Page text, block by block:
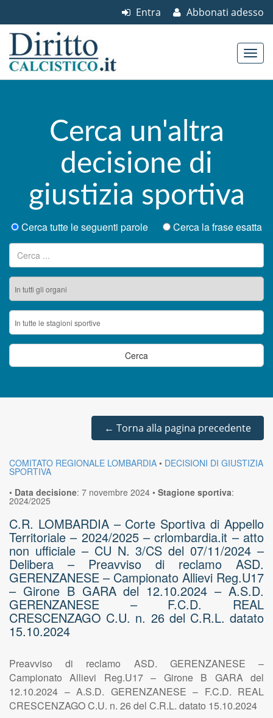
Abbonati adesso
Entra
Cerca un'altra
decisione di
giustizia sportiva
Cerca tutte le seguenti parole
Cerca la frase esatta
Ricerca per:
← Torna alla pagina precedente
COMITATO REGIONALE LOMBARDIA • DECISIONI DI GIUSTIZIA
SPORTIVA
• Data decisione: 7 novembre 2024 • Stagione sportiva:
2024/2025
C.R. LOMBARDIA – Corte Sportiva di Appello
Territoriale – 2024/2025 – crlombardia.it – atto
non ufficiale – CU N. 3/CS del 07/11/2024 –
Delibera – Preavviso di reclamo ASD.
GERENZANESE – Campionato Allievi Reg.U17
– Girone B GARA del 12.10.2024 – A.S.D.
GERENZANESE – F.C.D. REAL
CRESCENZAGO C.U. n. 26 del C.R.L. datato
15.10.2024
Preavviso di reclamo ASD. GERENZANESE –
Campionato Allievi Reg.U17 – Girone B GARA del
12.10.2024 – A.S.D. GERENZANESE – F.C.D. REAL
CRESCENZAGO C.U. n. 26 del C.R.L. datato 15.10.2024